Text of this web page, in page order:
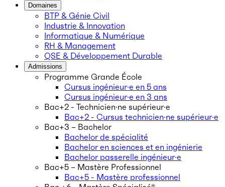
Domaines
BTP & Génie Civil
Industrie & Innovation
Informatique & Numérique
RH & Management
QSE & Développement Durable
Admissions
Programme Grande École
Cursus ingénieur·e en 5 ans
Cursus ingénieur·e en 3 ans
Bac+2 - Technicien·ne supérieur·e
Bac+2 - Cursus technicien·ne supérieur·e
Bac+3 – Bachelor
Bachelor de spécialité
Bachelor en sciences et en ingénierie
Bachelor passerelle ingénieur·e
Bac+5 – Mastère Professionnel
Bac+5 - Mastère professionnel